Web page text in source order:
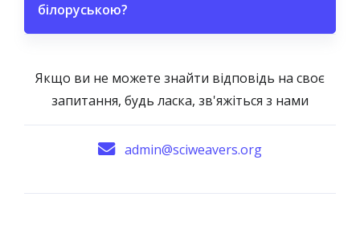
білоруською?
Якщо ви не можете знайти відповідь на своє
запитання, будь ласка, зв'яжіться з нами
admin@sciweavers.org